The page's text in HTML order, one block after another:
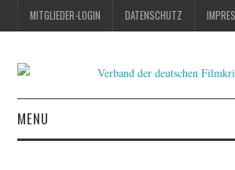
MITGLIEDER-LOGIN DATENSCHUTZ
MENU